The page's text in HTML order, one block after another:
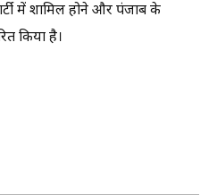
में शामिल होने और पंजाब के
किया है।